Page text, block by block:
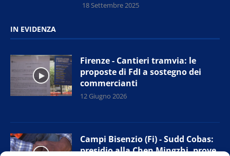
18 Settembre 2025
IN EVIDENZA
Firenze - Cantieri tramvia: le
proposte di FdI a sostegno dei
commercianti
12 Giugno 2026
Campi Bisenzio (Fi) - Sudd Cobas:
presidio alla Chen Mingzhi, prove